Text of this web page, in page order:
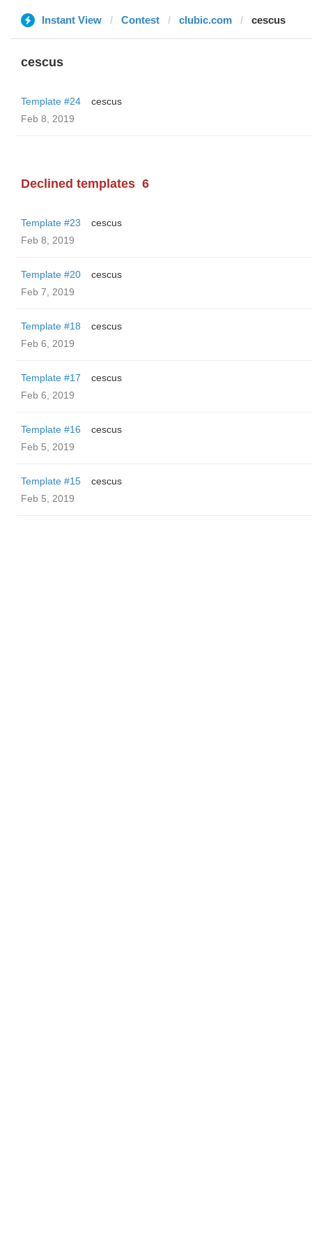
Instant View Contest clubic.com cescus
cescus
Template #24
cescus
Feb 8, 2019
Declined templates 6
Template #23
cescus
Feb 8, 2019
Template #20
cescus
Feb 7, 2019
Template #18
cescus
Feb 6, 2019
Template #17
cescus
Feb 6, 2019
Template #16
cescus
Feb 5, 2019
Template #15
cescus
Feb 5, 2019